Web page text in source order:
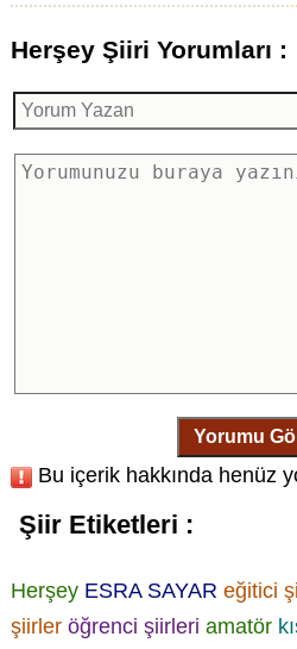
Herşey Şiiri Yorumları :
Yorumu
Bu içerik hakkında henüz
Şiir Etiketleri :
Herşey ESRA SAYAR eğitici
şiirler öğrenci şiirleri amatör